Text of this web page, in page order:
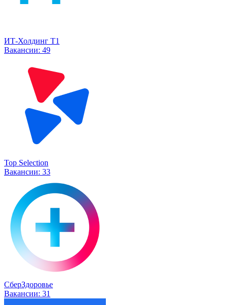
ИТ-Холдинг Т1
Вакансии: 49
Top Selection
Вакансии: 33
СберЗдоровье
Вакансии: 31